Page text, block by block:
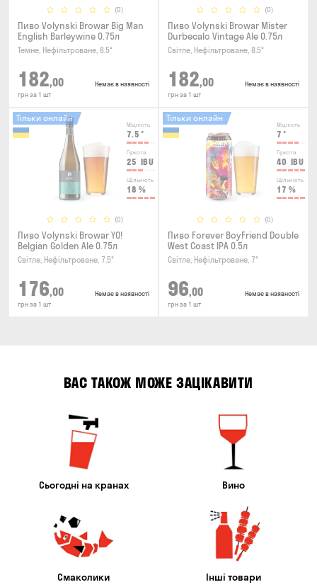
(0)
Пиво Volynski Browar Big Man
English Barleywine 0.75л
Темне, Нефільтроване, 8.5°
182,00
грн за 1 шт
Немає в наявності
(0)
Пиво Volynski Browar Mister
Durbecalo Vintage Ale 0.75л
Світле, Нефільтроване, 8.5°
182,00
грн за 1 шт
Немає в наявності
Міцність
7.5 °
Гіркота
25 IBU
Щільність
18 %
(0)
Тільки онлайн
Пиво Volynski Browar YO!
Belgian Golden Ale 0.75л
Світле, Нефільтроване, 7.5°
176,00
грн за 1 шт
Немає в наявності
Міцність
7 °
Гіркота
40 IBU
Щільність
17 %
(0)
Тільки онлайн
Пиво Forever BoyFriend Double
West Coast IPA 0.5л
Світле, Нефільтроване, 7°
96,00
грн за 1 шт
Немає в наявності
ВАС ТАКОЖ МОЖЕ ЗАЦІКАВИТИ
Сьогодні на кранах Вино
Смаколики Інші товари